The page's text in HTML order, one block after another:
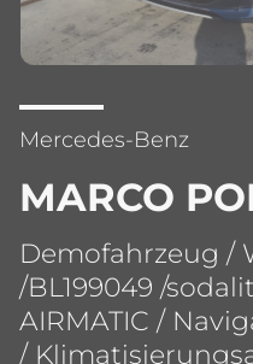
Mercedes-Benz
MARCO
Demofahrzeug /
/BL199049 /
AIRMATIC /
/